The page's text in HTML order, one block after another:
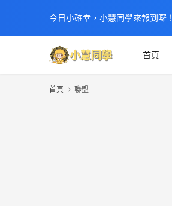
今日小確幸，小慧同學來報到囉！
首頁
首頁 聯盟